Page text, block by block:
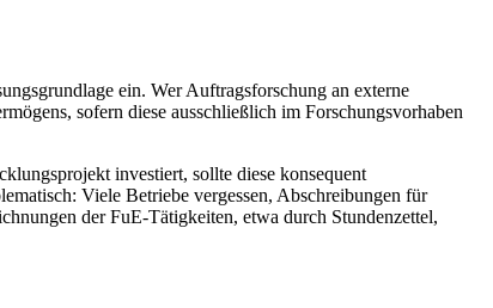
ein. Wer Auftragsforschung an externe
sofern diese ausschließlich im Forschungsvorhaben
investiert, sollte diese konsequent
Viele Betriebe vergessen, Abschreibungen für
der FuE-Tätigkeiten, etwa durch Stundenzettel,